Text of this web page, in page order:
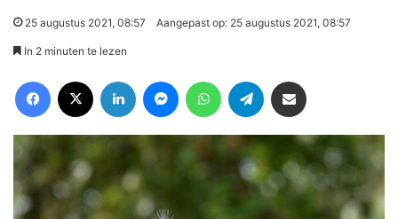
25 augustus 2021, 08:57 Aangepast op: 25 augustus 2021, 08:57
In 2 minuten te lezen